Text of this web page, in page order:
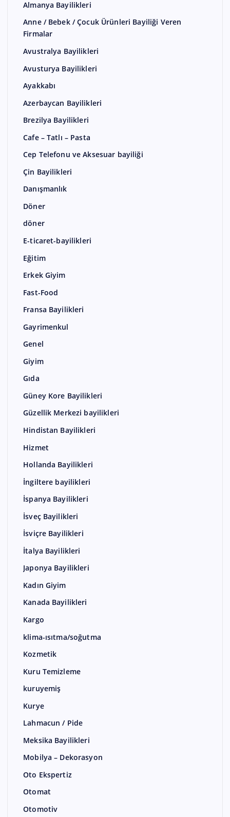
Almanya Bayilikleri
Anne / Bebek / Çocuk Ürünleri Bayiliği Veren
Firmalar
Avustralya Bayilikleri
Avusturya Bayilikleri
Ayakkabı
Azerbaycan Bayilikleri
Brezilya Bayilikleri
Cafe – Tatlı – Pasta
Cep Telefonu ve Aksesuar bayiliği
Çin Bayilikleri
Danışmanlık
Döner
döner
E-ticaret-bayilikleri
Eğitim
Erkek Giyim
Fast-Food
Fransa Bayilikleri
Gayrimenkul
Genel
Giyim
Gıda
Güney Kore Bayilikleri
Güzellik Merkezi bayilikleri
Hindistan Bayilikleri
Hizmet
Hollanda Bayilikleri
İngiltere bayilikleri
İspanya Bayilikleri
İsveç Bayilikleri
İsviçre Bayilikleri
İtalya Bayilikleri
Japonya Bayilikleri
Kadın Giyim
Kanada Bayilikleri
Kargo
klima-ısıtma/soğutma
Kozmetik
Kuru Temizleme
kuruyemiş
Kurye
Lahmacun / Pide
Meksika Bayilikleri
Mobilya – Dekorasyon
Oto Ekspertiz
Otomat
Otomotiv